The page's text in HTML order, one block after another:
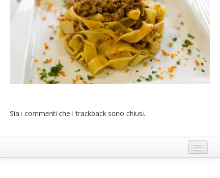
German
Spanish
French
Italiano
Sia i commenti che i trackback sono chiusi.